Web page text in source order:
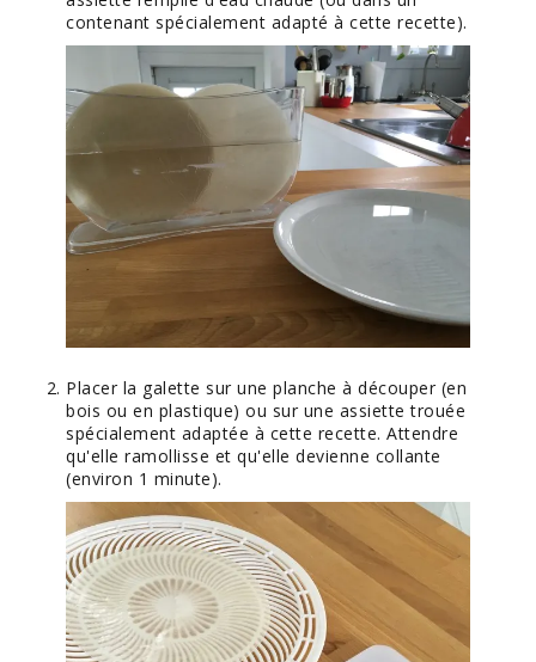
contenant spécialement adapté à cette recette).
Placer la galette sur une planche à découper (en
bois ou en plastique) ou sur une assiette trouée
spécialement adaptée à cette recette. Attendre
qu'elle ramollisse et qu'elle devienne collante
(environ 1 minute).